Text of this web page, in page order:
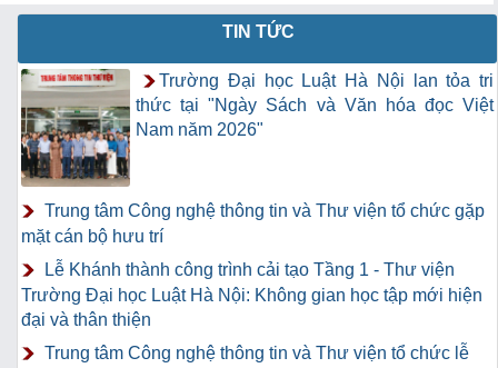
TIN TỨC
Trường Đại học Luật Hà Nội lan tỏa tri
thức tại "Ngày Sách và Văn hóa đọc Việt
Nam năm 2026"
Trung tâm Công nghệ thông tin và Thư viện tổ chức gặp
mặt cán bộ hưu trí
Lễ Khánh thành công trình cải tạo Tầng 1 - Thư viện
Trường Đại học Luật Hà Nội: Không gian học tập mới hiện
đại và thân thiện
Trung tâm Công nghệ thông tin và Thư viện tổ chức lễ